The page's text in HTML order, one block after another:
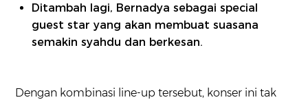
Ditambah lagi, Bernadya sebagai special
guest star yang akan membuat suasana
semakin syahdu dan berkesan.
Dengan kombinasi line-up tersebut, konser ini tak